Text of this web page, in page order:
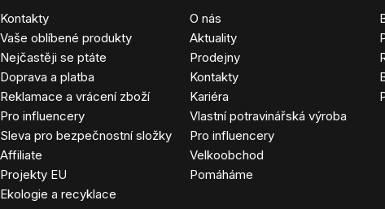
Kontakty
Vaše oblíbené produkty
Nejčastěji se ptáte
Doprava a platba
Reklamace a vrácení zboží
Pro influencery
Sleva pro bezpečnostní složky
Affiliate
Projekty EU
Ekologie a recyklace
O nás
Aktuality
Prodejny
Kontakty
Kariéra
Vlastní potravinářská výroba
Pro influencery
Velkoobchod
Pomáháme